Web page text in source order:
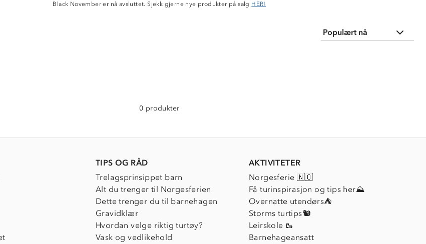
Black November er nå avsluttet. Sjekk gjerne nye produkter på salg HER!
0 produkter
TIPS OG RÅD
Trelagsprinsippet barn
Alt du trenger til Norgesferien
Dette trenger du til barnehagen
Gravidklær
Hvordan velge riktig turtøy?
Vask og vedlikehold
AKTIVITETER
Norgesferie 🇳🇴
Få turinspirasjon og tips her⛰
Overnatte utendørs⛺
Storms turtips🐿️
Leirskole 🥾
Barnehageansatt